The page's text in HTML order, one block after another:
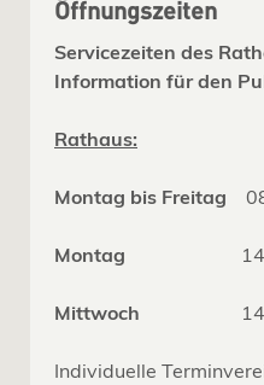
Öffnungszeiten
Servicezeiten des
Information für den
Rathaus:
Montag bis Freitag
Montag 14.00 -
Mittwoch 14.00
Individuelle